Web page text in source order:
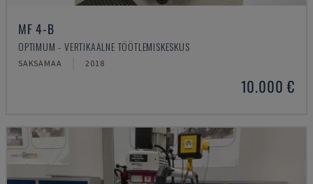
MF 4-B
OPTIMUM - VERTIKAALNE TÖÖTLEMISKESKUS
SAKSAMAA 2018
10.000 €